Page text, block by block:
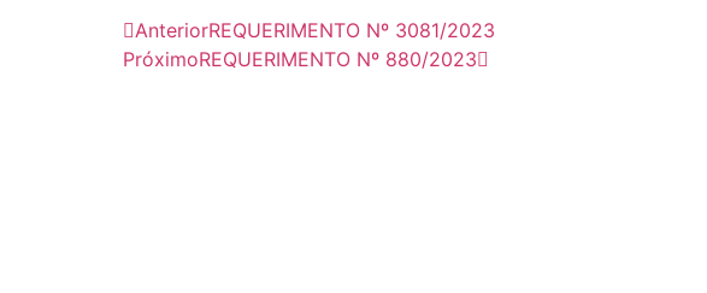
AnteriorREQUERIMENTO Nº 3081/2023
PróximoREQUERIMENTO Nº 880/2023